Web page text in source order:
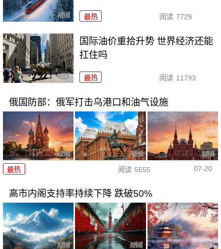
最热 阅读 7729
国际油价重拾升势 世界经济还能
扛住吗
最热 阅读 11793
俄国防部：俄军打击乌港口和油气设施
最热 阅读 5655 07-20
高市内阁支持率持续下降 跌破50%